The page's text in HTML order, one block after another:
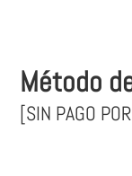
Método
[SIN PAGO